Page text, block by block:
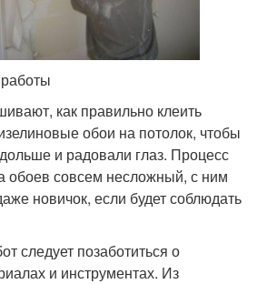
как правильно клеить
обои на потолок, чтобы
и радовали глаз. Процесс
обоев совсем несложный, с ним
новичок, если будет соблюдать
следует позаботиться о
и инструментах. Из